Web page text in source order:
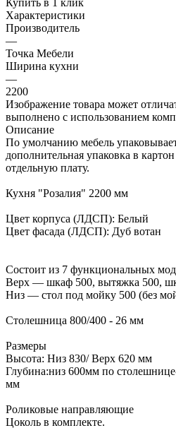
Характеристики
Производитель
—
Точка Мебели
Ширина кухни
—
2200
Изображение товара может
выполнено с использованием
Описание
По умолчанию мебель
дополнительная упаковка в картон
отдельную плату.
Кухня "Розалия" 2200 мм
Цвет корпуса (ЛДСП): Белый
Цвет фасада (ЛДСП): Дуб вотан
Состоит из 7 функциональных
Верх — шкаф 500, вытяжка 500,
Низ — стол под мойку 500 (без
Столешница 800/400 - 26 мм
Размеры
Высота: Низ 830/ Верх 620 мм
Глубина:низ 600мм по
мм
Роликовые направляющие
Цоколь в комплекте.